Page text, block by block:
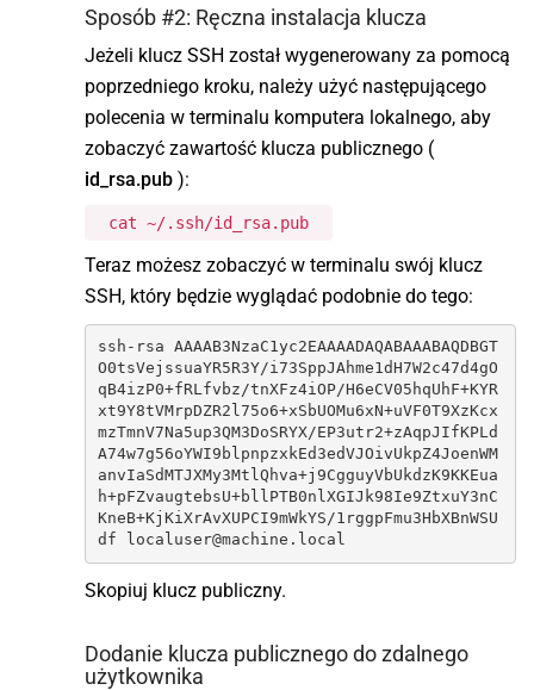
Sposób #2: Ręczna instalacja klucza
Jeżeli klucz SSH został wygenerowany za pomocą
poprzedniego kroku, należy użyć następującego
polecenia w terminalu komputera lokalnego, aby
zobaczyć zawartość klucza publicznego (
id_rsa.pub ):
cat ~/.ssh/id_rsa.pub
Teraz możesz zobaczyć w terminalu swój klucz
SSH, który będzie wyglądać podobnie do tego:
ssh-rsa AAAAB3NzaC1yc2EAAAADAQABAAABAQDBGT
O0tsVejssuaYR5R3Y/i73SppJAhme1dH7W2c47d4gO
qB4izP0+fRLfvbz/tnXFz4iOP/H6eCV05hqUhF+KYR
xt9Y8tVMrpDZR2l75o6+xSbUOMu6xN+uVF0T9XzKcx
mzTmnV7Na5up3QM3DoSRYX/EP3utr2+zAqpJIfKPLd
A74w7g56oYWI9blpnpzxkEd3edVJOivUkpZ4JoenWM
anvIaSdMTJXMy3MtlQhva+j9CgguyVbUkdzK9KKEua
h+pFZvaugtebsU+bllPTB0nlXGIJk98Ie9ZtxuY3nC
KneB+KjKiXrAvXUPCI9mWkYS/1rggpFmu3HbXBnWSU
df localuser@machine.local
Skopiuj klucz publiczny.
Dodanie klucza publicznego do zdalnego
użytkownika